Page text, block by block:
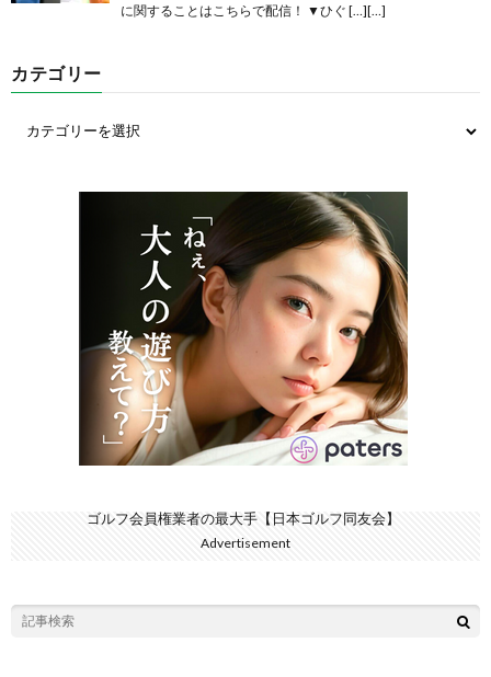
に関することはこちらで配信！ ▼ひぐ […][…]
カテゴリー
ゴルフ会員権業者の最大手【日本ゴルフ同友会】
Advertisement